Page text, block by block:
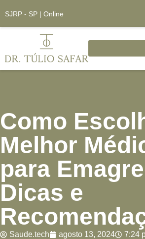
SJRP - SP | Online
Como
Melhor
para
Dicas e
Saude.tech agosto 13, 2024 7:24